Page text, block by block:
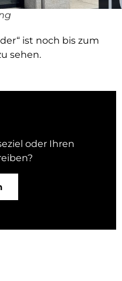
ist noch bis zum
sehen.
oder Ihren